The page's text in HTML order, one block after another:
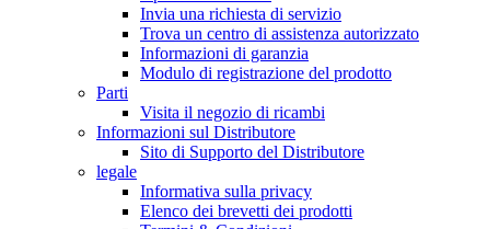
Invia una richiesta di servizio
Trova un centro di assistenza autorizzato
Informazioni di garanzia
Modulo di registrazione del prodotto
Parti
Visita il negozio di ricambi
Informazioni sul Distributore
Sito di Supporto del Distributore
legale
Informativa sulla privacy
Elenco dei brevetti dei prodotti